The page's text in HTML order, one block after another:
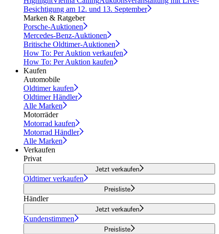
Besichtigung am 12. und 13. September
Marken & Ratgeber
Porsche-Auktionen
Mercedes-Benz-Auktionen
Britische Oldtimer-Auktionen
How To: Per Auktion verkaufen
How To: Per Auktion kaufen
Kaufen
Automobile
Oldtimer kaufen
Oldtimer Händler
Alle Marken
Motorräder
Motorrad kaufen
Motorrad Händler
Alle Marken
Verkaufen
Privat
Jetzt verkaufen
Oldtimer verkaufen
Preisliste
Händler
Jetzt verkaufen
Kundenstimmen
Preisliste